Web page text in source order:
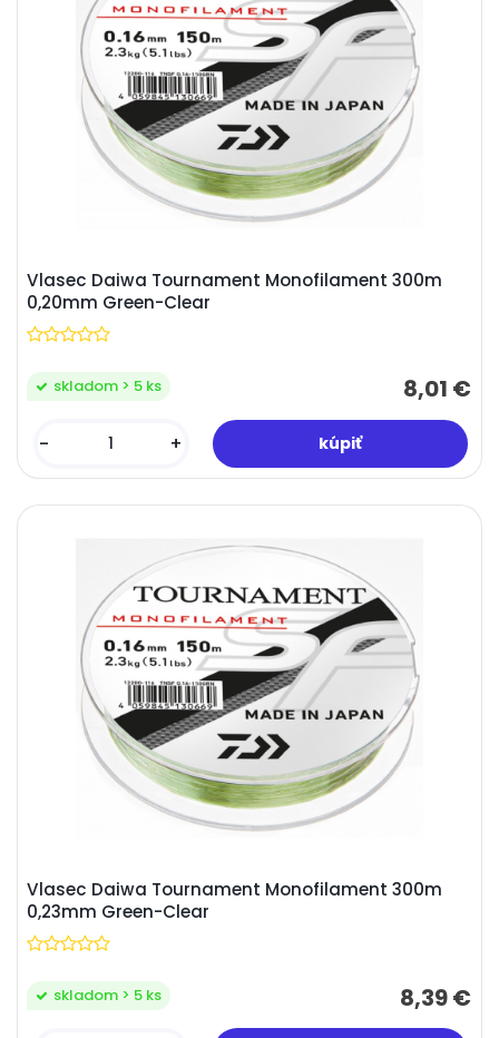
Vlasec Daiwa Tournament Monofilament 300m
0,20mm Green-Clear
8,01 €
skladom > 5 ks
- +
Vlasec Daiwa Tournament Monofilament 300m
0,23mm Green-Clear
8,39 €
skladom > 5 ks